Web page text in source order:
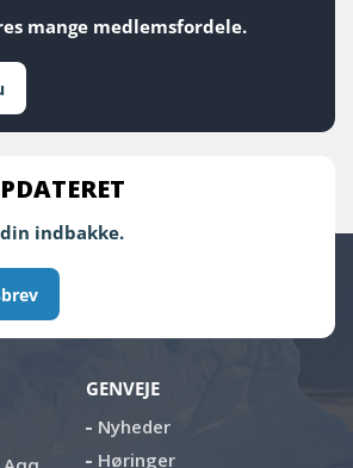
mange medlemsfordele.
indbakke.
GENVEJE
Nyheder
Høringer